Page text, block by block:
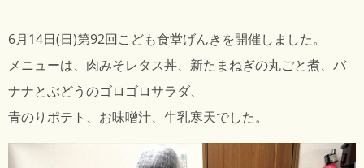
6月14日(日)第92回こども食堂げんきを開催しました。
メニューは、肉みそレタス丼、新たまねぎの丸ごと煮、バ
ナナとぶどうのゴロゴロサラダ、
青のりポテト、お味噌汁、牛乳寒天でした。